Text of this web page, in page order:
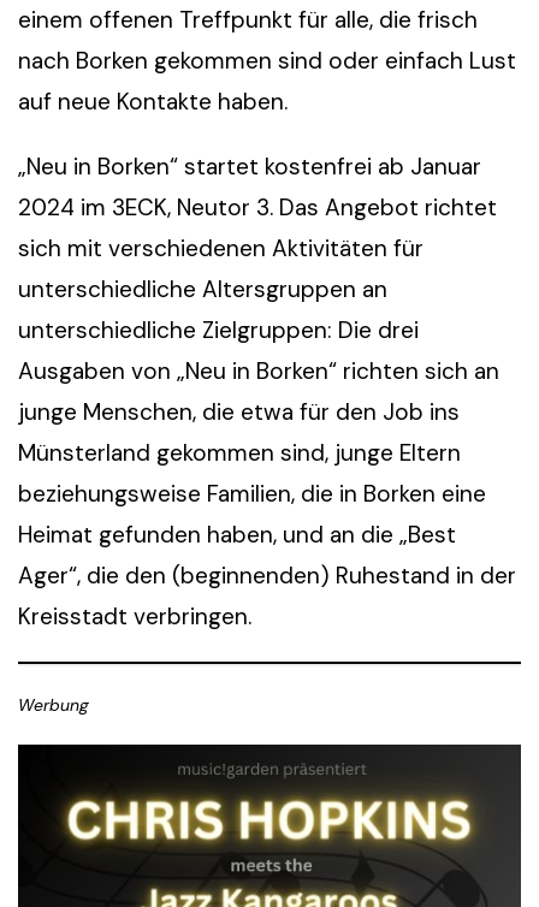
einem offenen Treffpunkt für alle, die frisch
nach Borken gekommen sind oder einfach Lust
auf neue Kontakte haben.
„Neu in Borken“ startet kostenfrei ab Januar
2024 im 3ECK, Neutor 3. Das Angebot richtet
sich mit verschiedenen Aktivitäten für
unterschiedliche Altersgruppen an
unterschiedliche Zielgruppen: Die drei
Ausgaben von „Neu in Borken“ richten sich an
junge Menschen, die etwa für den Job ins
Münsterland gekommen sind, junge Eltern
beziehungsweise Familien, die in Borken eine
Heimat gefunden haben, und an die „Best
Ager“, die den (beginnenden) Ruhestand in der
Kreisstadt verbringen.
Werbung